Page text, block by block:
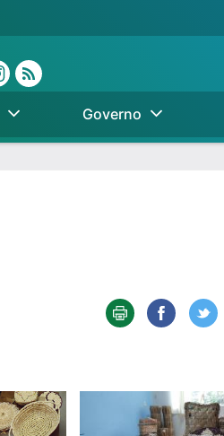
Governo